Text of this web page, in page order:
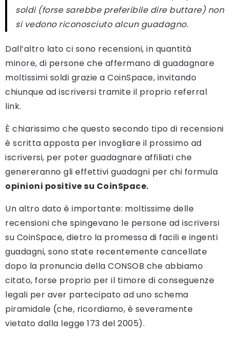
soldi (forse sarebbe preferibile dire buttare) non
si vedono riconosciuto alcun guadagno.
Dall’altro lato ci sono recensioni, in quantità
minore, di persone che affermano di guadagnare
moltissimi soldi grazie a CoinSpace, invitando
chiunque ad iscriversi tramite il proprio referral
link.
È chiarissimo che questo secondo tipo di recensioni
è scritta apposta per invogliare il prossimo ad
iscriversi, per poter guadagnare affiliati che
genereranno gli effettivi guadagni per chi formula
opinioni positive su CoinSpace.
Un altro dato è importante: moltissime delle
recensioni che spingevano le persone ad iscriversi
su CoinSpace, dietro la promessa di facili e ingenti
guadagni, sono state recentemente cancellate
dopo la pronuncia della CONSOB che abbiamo
citato, forse proprio per il timore di conseguenze
legali per aver partecipato ad uno schema
piramidale (che, ricordiamo, è severamente
vietato dalla legge 173 del 2005).